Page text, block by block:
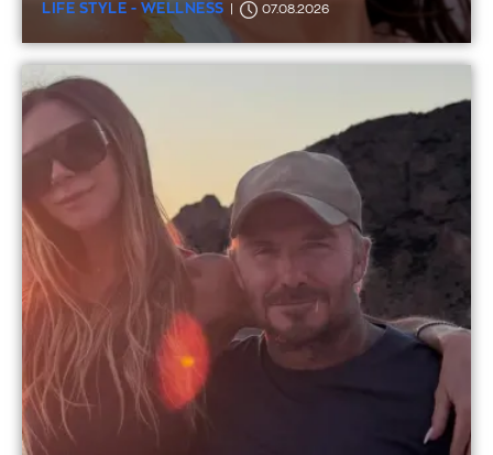
LIFE STYLE - WELLNESS 07.08.2026